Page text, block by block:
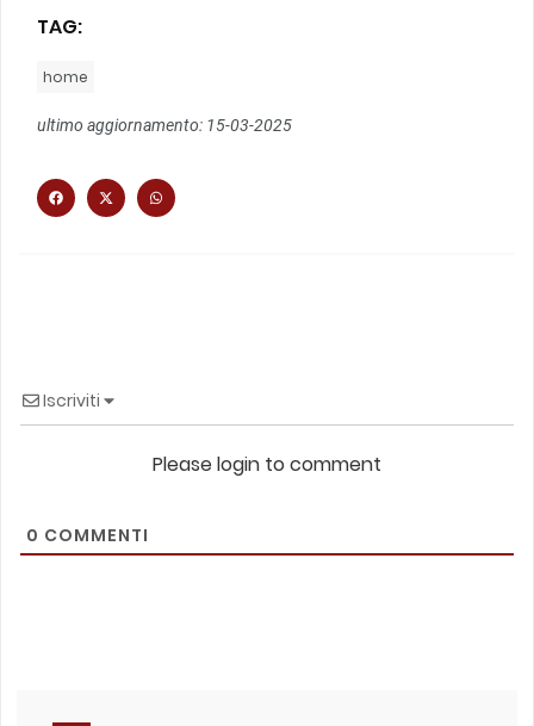
TAG:
home
ultimo aggiornamento: 15-03-2025
Iscriviti
Please login to comment
0 COMMENTI